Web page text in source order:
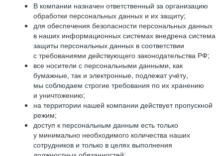
В компании назначен ответственный за организацию
обработки персональных данных и их защиту;
для обеспечения безопасности персональных данных
в наших информационных системах внедрена система
защиты персональных данных в соответствии
с требованиями действующего законодательства РФ;
все носители с персональными данными, как
бумажные, так и электронные, подлежат учёту,
мы соблюдаем строгие требования по их хранению
и уничтожению;
на территории нашей компании действует пропускной
режим;
доступ к персональным данным есть только
у минимально необходимого количества наших
сотрудников и только в целях выполнения